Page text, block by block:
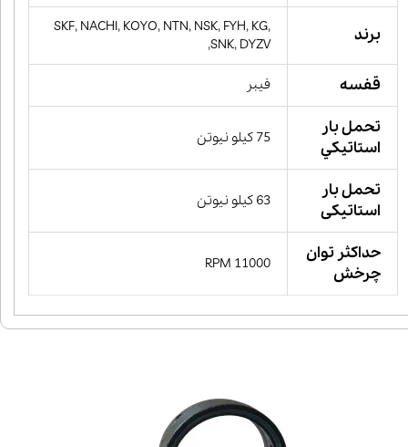
برند
SKF, NACHI, KOYO, NTN, NSK, FYH, KG,
SNK, DYZV,
قفسه فیبر
تحمل بار
استاتيكي
75 کیلو نیوتن
تحمل بار
استاتیکی
63 کیلو نیوتن
حداکثر توان
چرخش
11000 RPM